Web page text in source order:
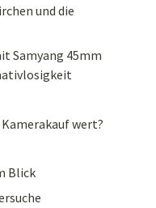
und die
Samyang 45mm
wert?
Blick